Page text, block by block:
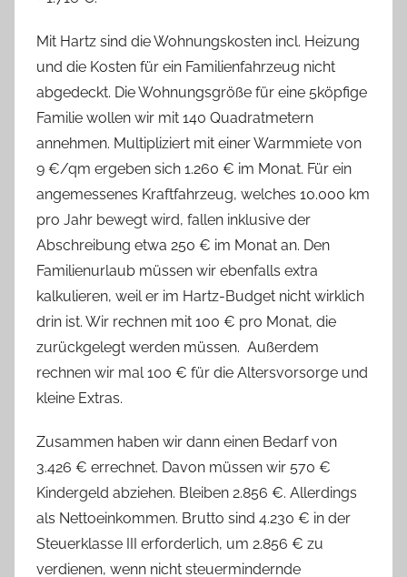
Mit Hartz sind die Wohnungskosten incl. Heizung
und die Kosten für ein Familienfahrzeug nicht
abgedeckt. Die Wohnungsgröße für eine 5köpfige
Familie wollen wir mit 140 Quadratmetern
annehmen. Multipliziert mit einer Warmmiete von
9 €/qm ergeben sich 1.260 € im Monat. Für ein
angemessenes Kraftfahrzeug, welches 10.000 km
pro Jahr bewegt wird, fallen inklusive der
Abschreibung etwa 250 € im Monat an. Den
Familienurlaub müssen wir ebenfalls extra
kalkulieren, weil er im Hartz-Budget nicht wirklich
drin ist. Wir rechnen mit 100 € pro Monat, die
zurückgelegt werden müssen. Außerdem
rechnen wir mal 100 € für die Altersvorsorge und
kleine Extras.
Zusammen haben wir dann einen Bedarf von
3.426 € errechnet. Davon müssen wir 570 €
Kindergeld abziehen. Bleiben 2.856 €. Allerdings
als Nettoeinkommen. Brutto sind 4.230 € in der
Steuerklasse III erforderlich, um 2.856 € zu
verdienen, wenn nicht steuermindernde